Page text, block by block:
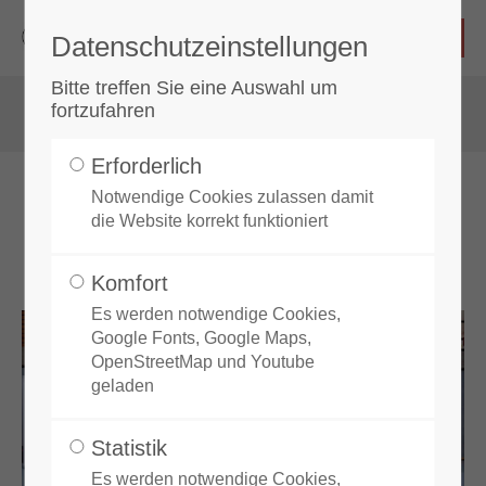
Login
Benutzername
Anmelden
Register|Lost your password?
News
Datenschutzeinstellungen
Bitte treffen Sie eine Auswahl um
fortzufahren
Erforderlich
Notwendige Cookies zulassen damit
die Website korrekt funktioniert
Komfort
Es werden notwendige Cookies,
Google Fonts, Google Maps,
OpenStreetMap und Youtube
geladen
Statistik
Es werden notwendige Cookies,